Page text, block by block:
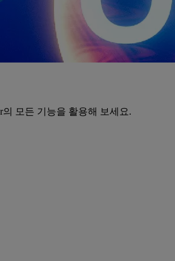
의 모든 기능을 활용해 보세요.